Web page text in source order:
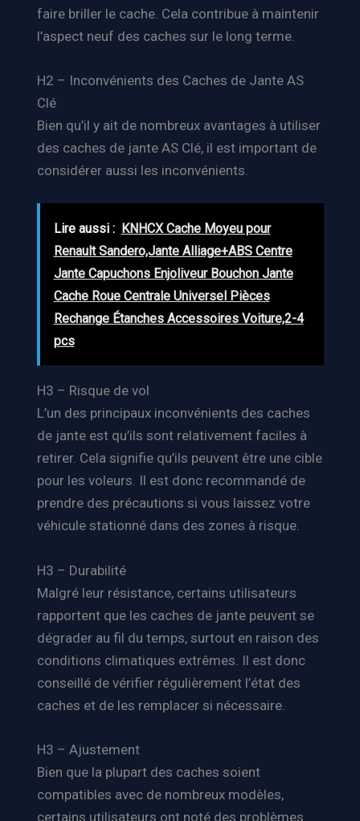
faire briller le cache. Cela contribue à maintenir
l’aspect neuf des caches sur le long terme.
H2 – Inconvénients des Caches de Jante AS
Clé
Bien qu’il y ait de nombreux avantages à utiliser
des caches de jante AS Clé, il est important de
considérer aussi les inconvénients.
Lire aussi :
KNHCX Cache Moyeu pour
Renault Sandero,Jante Alliage+ABS Centre
Jante Capuchons Enjoliveur Bouchon Jante
Cache Roue Centrale Universel Pièces
Rechange Étanches Accessoires Voiture,2-4
pcs
H3 – Risque de vol
L’un des principaux inconvénients des caches
de jante est qu’ils sont relativement faciles à
retirer. Cela signifie qu’ils peuvent être une cible
pour les voleurs. Il est donc recommandé de
prendre des précautions si vous laissez votre
véhicule stationné dans des zones à risque.
H3 – Durabilité
Malgré leur résistance, certains utilisateurs
rapportent que les caches de jante peuvent se
dégrader au fil du temps, surtout en raison des
conditions climatiques extrêmes. Il est donc
conseillé de vérifier régulièrement l’état des
caches et de les remplacer si nécessaire.
H3 – Ajustement
Bien que la plupart des caches soient
compatibles avec de nombreux modèles,
certains utilisateurs ont noté des problèmes